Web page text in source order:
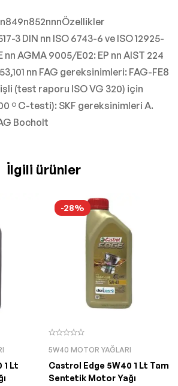
3 DIN nn ISO 6743-6 ve ISO 12925-
nn AGMA 9005/E02: EP nn AIST 224
nn FAG gereksinimleri: FAG-FE8
(test raporu ISO VG 320) için
º C-testi): SKF gereksinimleri A.
Bocholt
İlgili ürünler
1 Lt
-28%
5W40 MOTOR YAĞLARI
Castrol Edge 5W40 1 Lt Tam
Sentetik Motor Yağı